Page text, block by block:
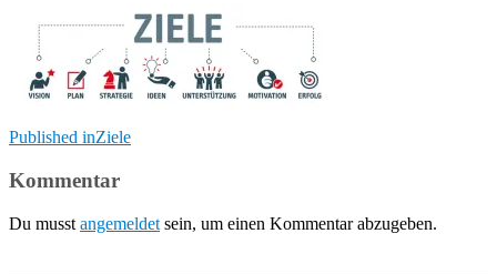
Beitragsnavigation
Published inZiele
Kommentar
Du musst angemeldet sein, um einen Kommentar abzugeben.